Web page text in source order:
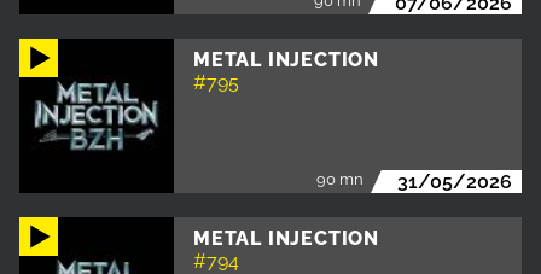
METAL INJECTION
#795
90 mn 31/05/2026
METAL INJECTION
#794